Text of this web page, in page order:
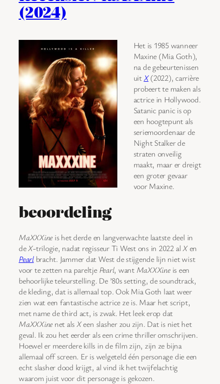
(2024)
Het is 1985 wanneer
Maxine (Mia Goth),
na de gebeurtenissen
uitX(2022), carrière
probeert te maken als
actrice in Hollywood.
Satanic panic is op
een hoogtepunt als
seriemoordenaar de
Night Stalker de
straten onveilig
maakt, maar er dreigt
een groter gevaar
voor Maxine.
beoordeling
MaXXXine is het derde en langverwachte laatste deel in
deX-trilogie, nadat regisseur Ti West ons in 2022 alXen
Pearlbracht. Jammer dat West de stijgende lijn niet wist
voor te zetten na pareltje Pearl, want MaXXXineis een
behoorlijke teleurstelling. De ’80s setting, de soundtrack,
de kleding, dat is allemaal top. Ook Mia Goth laat weer
zien wat een fantastische actrice ze is. Maar het script,
met name de third act, is zwak. Het leek erop dat
MaXXXine net alsXeen slasher zou zijn. Dat is niet het
geval. Ik zou het eerder als een crime thriller omschrijven.
Hoewel er meerdere kills in de film zijn, zijn ze bijna
allemaal off screen. Er is welgeteld één personage die een
echt slasher dood krijgt, al vind ik het twijfelachtig
waarom juist voor dit personage is gekozen.